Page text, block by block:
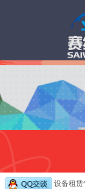
设备租赁